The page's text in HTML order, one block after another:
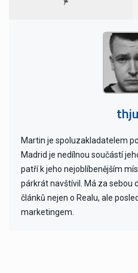
Martin je spoluzakladatelem
Madrid je nedílnou součástí
patří k jeho nejoblíbenějším
párkrát navštívil. Má za sebou
článků nejen o Realu, ale
marketingem.